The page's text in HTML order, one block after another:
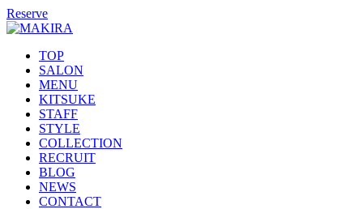
Reserve
TOP
SALON
MENU
KITSUKE
STAFF
STYLE
COLLECTION
RECRUIT
BLOG
NEWS
CONTACT